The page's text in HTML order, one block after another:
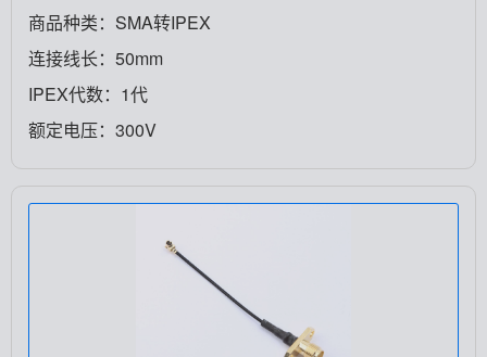
商品种类：SMA转IPEX
连接线长：50mm
IPEX代数：1代
额定电压：300V